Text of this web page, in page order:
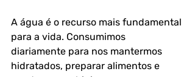
A água é o recurso mais fundamental
para a vida. Consumimos
diariamente para nos mantermos
hidratados, preparar alimentos e